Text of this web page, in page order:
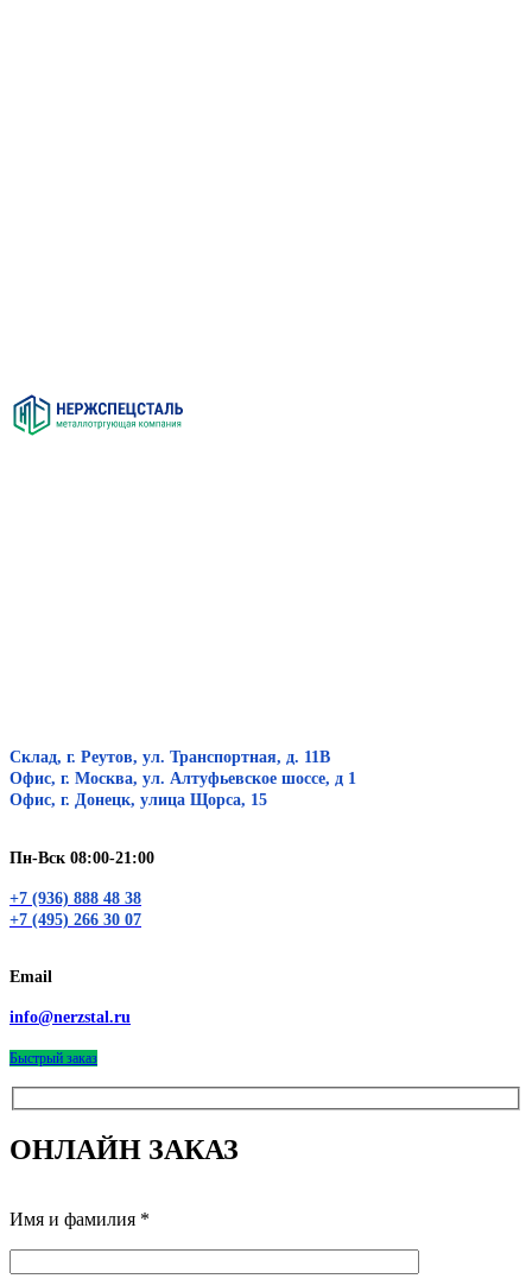
Склад, г. Реутов, ул. Транспортная, д. 11В
Офис, г. Москва, ул. Алтуфьевское шоссе, д 1
Офис, г. Донецк, улица Щорса, 15
Пн-Вск 08:00-21:00
+7 (936) 888 48 38
+7 (495) 266 30 07
Email
info@nerzstal.ru
Быстрый заказ
ОНЛАЙН ЗАКАЗ
Имя и фамилия *